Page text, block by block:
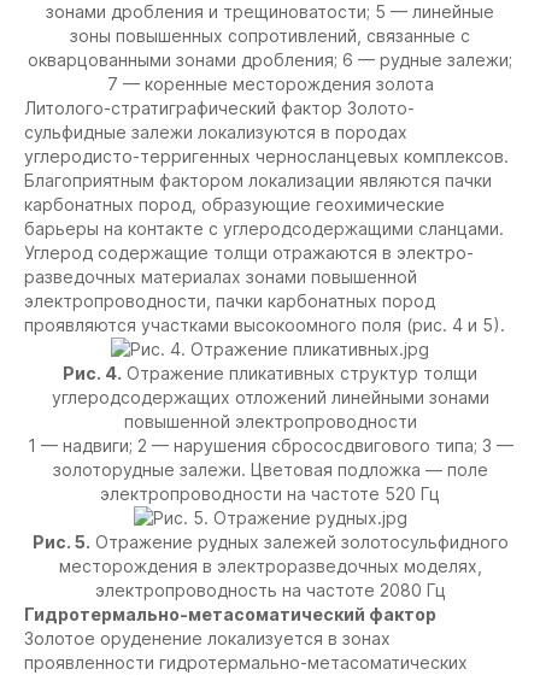
зонами дробления и трещиноватости; 5 — линейные
зоны повышенных сопротивлений, связанные с
окварцованными зонами дробления; 6 — рудные залежи;
7 — коренные месторождения золота
Литолого-стратиграфический фактор Золото-
сульфидные залежи локализуются в породах
углеродисто-терригенных черносланцевых комплексов.
Благоприятным фактором локализации являются пачки
карбонатных пород, образующие геохимические
барьеры на контакте с углеродсодержащими сланцами.
Углерод содержащие толщи отражаются в электро-
разведочных материалах зонами повышенной
электропроводности, пачки карбонатных пород
проявляются участками высокоомного поля (рис. 4 и 5).
Рис. 4. Отражение пликативных структур толщи
углеродсодержащих отложений линейными зонами
повышенной электропроводности
1 — надвиги; 2 — нарушения сбрососдвигового типа; 3 —
золоторудные залежи. Цветовая подложка — поле
электропроводности на частоте 520 Гц
Рис. 5. Отражение рудных залежей золотосульфидного
месторождения в электроразведочных моделях,
электропроводность на частоте 2080 Гц
Гидротермально-метасоматический фактор
Золотое оруденение локализуется в зонах
проявленности гидротермально-метасоматических